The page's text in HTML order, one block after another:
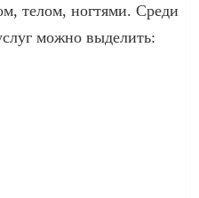
телом, ногтями. Среди
можно выделить: